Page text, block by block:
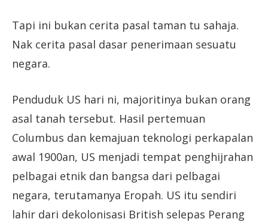
Tapi ini bukan cerita pasal taman tu sahaja.
Nak cerita pasal dasar penerimaan sesuatu
negara.
Penduduk US hari ni, majoritinya bukan orang
asal tanah tersebut. Hasil pertemuan
Columbus dan kemajuan teknologi perkapalan
awal 1900an, US menjadi tempat penghijrahan
pelbagai etnik dan bangsa dari pelbagai
negara, terutamanya Eropah. US itu sendiri
lahir dari dekolonisasi British selepas Perang